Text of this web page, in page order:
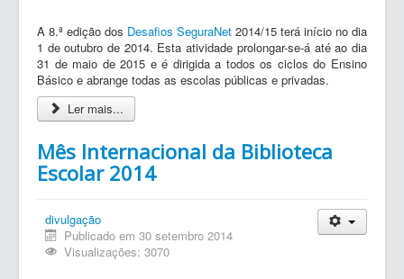
A 8.ª edição dos Desafios SeguraNet 2014/15 terá início no dia
1 de outubro de 2014. Esta atividade prolongar-se-á até ao dia
31 de maio de 2015 e é dirigida a todos os ciclos do Ensino
Básico e abrange todas as escolas públicas e privadas.
Ler mais...
Mês Internacional da Biblioteca
Escolar 2014
divulgação
Publicado em 30 setembro 2014
Visualizações: 3070